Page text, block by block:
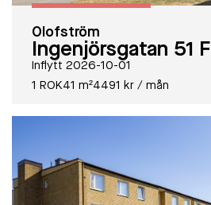
Olofström
Ingenjörsgatan 51 F
Inflytt 2026-10-01
1 ROK41 m²4491 kr / mån